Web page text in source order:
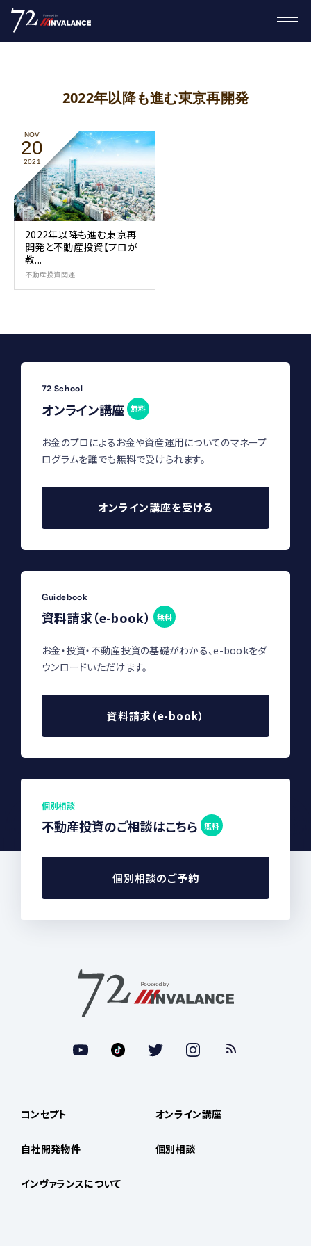
2022年以降も進む東京再開発
NOV
20
2021
2022年以降も進む東京再
開発と不動産投資【プロが
教...
不動産投資関連
72 School
オンライン講座 無料
お金のプロによるお金や資産運用についてのマネープ
ログラムを誰でも無料で受けられます。
オンライン講座を受ける
Guidebook
資料請求（e-book） 無料
お金・投資・不動産投資の基礎がわかる、e-bookをダ
ウンロードいただけます。
資料請求（e-book）
個別相談
不動産投資のご相談はこちら 無料
個別相談のご予約
コンセプト
自社開発物件
インヴァランスについて
オンライン講座
個別相談